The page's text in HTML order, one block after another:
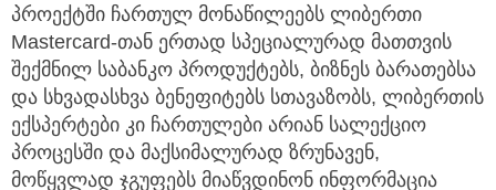
პროექტში ჩართულ მონაწილეებს ლიბერთი
Mastercard-თან ერთად სპეციალურად მათთვის
შექმნილ საბანკო პროდუქტებს, ბიზნეს ბარათებსა
და სხვადასხვა ბენეფიტებს სთავაზობს, ლიბერთის
ექსპერტები კი ჩართულები არიან სალექციო
პროცესში და მაქსიმალურად ზრუნავენ,
მოწყვლად ჯგუფებს მიაწვდინონ ინფორმაცია